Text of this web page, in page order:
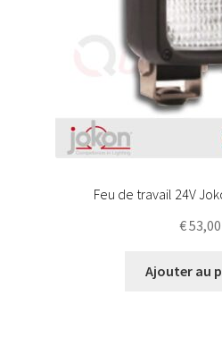
Feu de travail 24V
€53,00
Ajouter au